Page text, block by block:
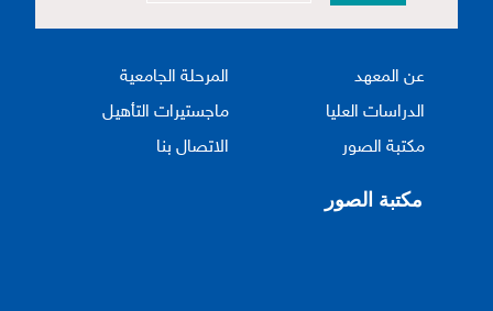
عن المعهد
المرحلة الجامعية
الدراسات العليا
ماجستيرات التأهيل
مكتبة الصور
الاتصال بنا